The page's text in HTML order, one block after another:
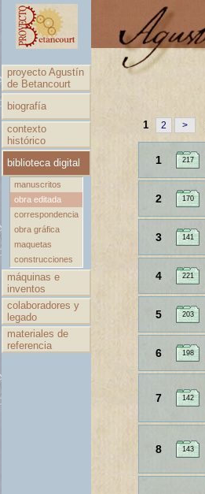
proyecto Agustín
de Betancourt
biografía
contexto
histórico
biblioteca digital
manuscritos
obra editada
correspondencia
obra gráfica
maquetas
construcciones
máquinas e
inventos
colaboradores y
legado
materiales de
referencia
1 2 >
1 217
2 170
3 141
4 221
5 203
6 198
7 142
8 143